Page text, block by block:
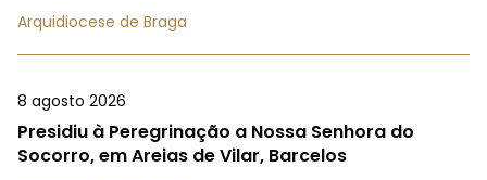
Arquidiocese de Braga
8 agosto 2026
Presidiu à Peregrinação a Nossa Senhora do
Socorro, em Areias de Vilar, Barcelos